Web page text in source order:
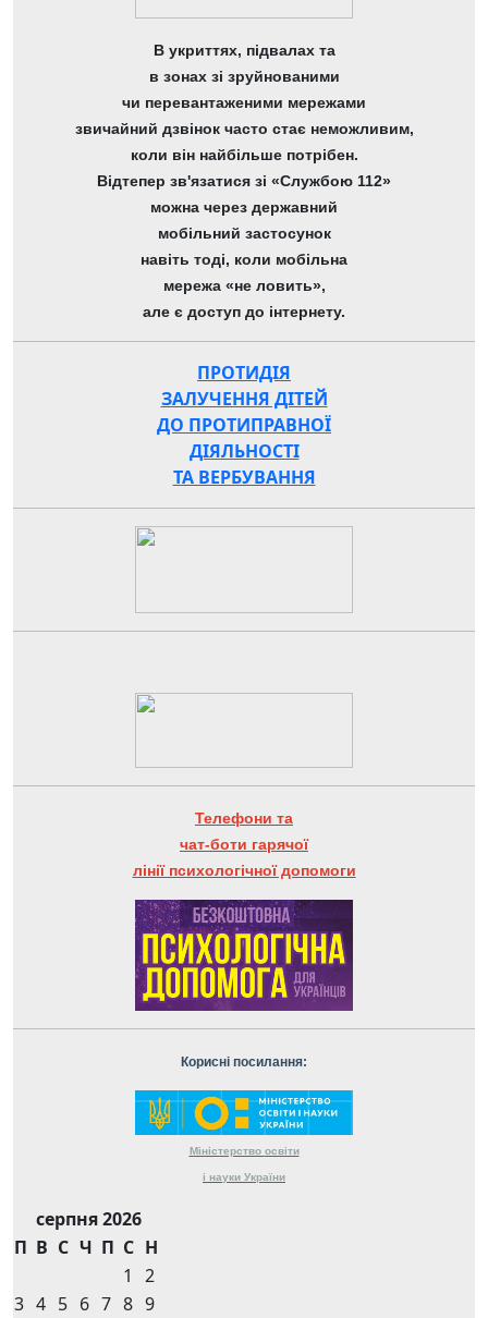
В укриттях, підвалах та
в зонах зі зруйнованими
чи перевантаженими мережами
звичайний дзвінок часто стає неможливим,
коли він найбільше потрібен.
Відтепер зв'язатися зі «Службою 112»
можна через державний
мобільний застосунок
навіть тоді, коли мобільна
мережа «не ловить»,
але є доступ до інтернету.
ПРОТИДІЯ
ЗАЛУЧЕННЯ ДІТЕЙ
ДО ПРОТИПРАВНОЇ
ДІЯЛЬНОСТІ
ТА ВЕРБУВАННЯ
Телефони та
чат-боти гарячої
лінії психологічної допомоги
Корисні посилання:
Міністерство освіти
і науки України
серпня 2026
П В С Ч П С Н
1
2
3 4 5 6 7 8 9